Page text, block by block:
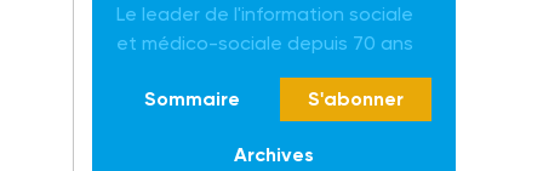
Le leader de l'information sociale
et médico-sociale depuis 70 ans
Sommaire S'abonner
Archives